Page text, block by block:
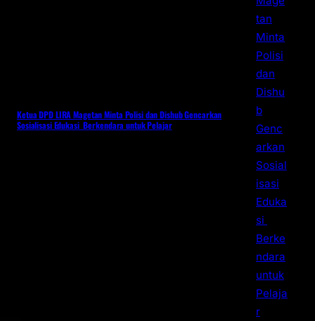
Ketua DPD LIRA Magetan Minta Polisi dan Dishub Gencarkan
Sosialisasi Edukasi Berkendara untuk Pelajar